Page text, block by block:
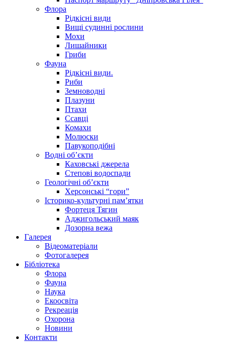
Флора
Рідкісні види
Вищі судинні рослини
Мохи
Лишайники
Гриби
Фауна
Рідкісні види.
Риби
Земноводні
Плазуни
Птахи
Ссавці
Комахи
Молюски
Павукоподібні
Водні об’єкти
Каховські джерела
Степові водоспади
Геологічні об’єкти
Херсонські “гори”
Історико-культурні пам’ятки
Фортеця Тягин
Аджигольський маяк
Дозорна вежа
Галерея
Відеоматеріали
Фотогалерея
Бібліотека
Флора
Фауна
Наука
Екоосвіта
Рекреація
Охорона
Новини
Контакти